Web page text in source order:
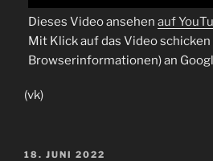
Dieses Video ansehen auf
Mit Klick auf das Video
Browserinformationen) an
(vk)
VERÖFFENTLICHT
18. JUNI 2022